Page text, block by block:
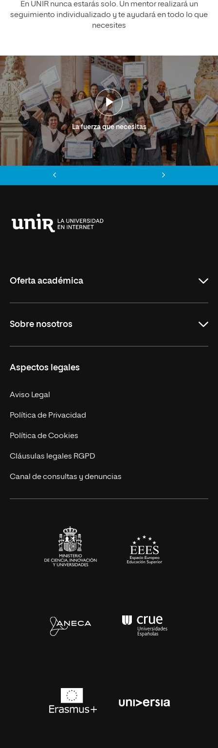
En UNIR nunca estarás solo. Un mentor realizará un
seguimiento individualizado y te ayudará en todo lo que
necesites
La fuerza que necesitas
Oferta académica
Másteres Oficiales
Doctorados
Experto Universitario
Postgrados
Cursos Universitarios
Sobre nosotros
Facultades
Nuestro Equipo
Trabaja en UNIR
Actualidad
UNIR Revista
Eventos
Aspectos legales
Aviso Legal
Política de Privacidad
Política de Cookies
Cláusulas legales RGPD
Canal de consultas y denuncias